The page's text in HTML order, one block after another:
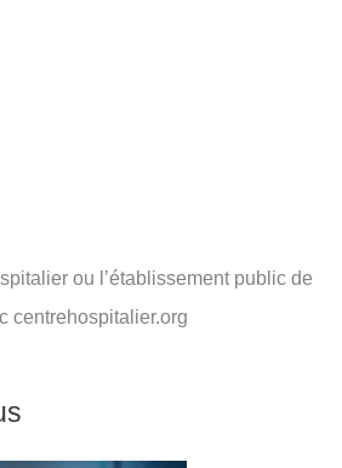
ou l’établissement public de
centrehospitalier.org